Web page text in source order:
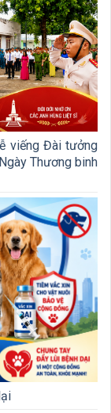
viếng Đài tưởng
Thương binh